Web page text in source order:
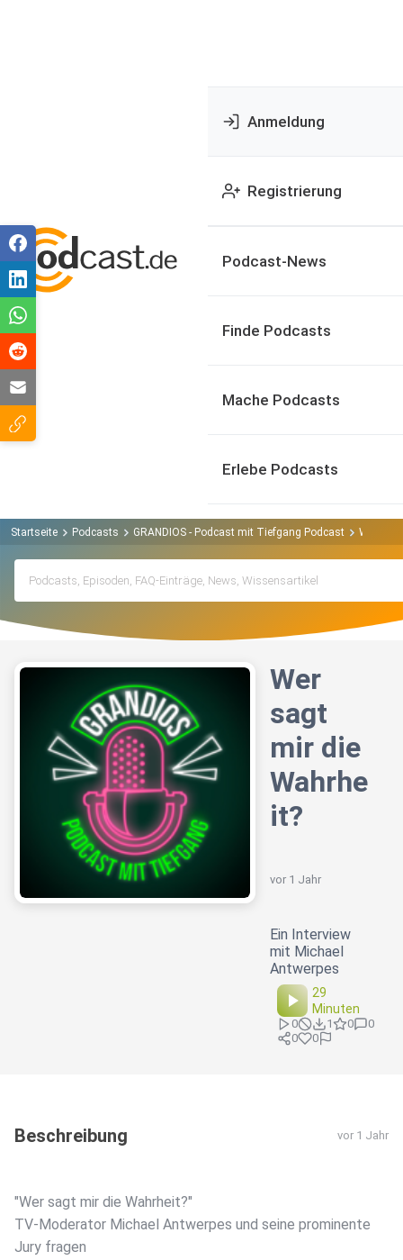
Anmeldung
Registrierung
Podcast-News
Finde Podcasts
Mache Podcasts
Erlebe Podcasts
Startseite Podcasts GRANDIOS - Podcast mit Tiefgang Podcast Wer
Wer
sagt
mir die
Wahrhe
it?
vor 1 Jahr
Ein Interview
mit Michael
Antwerpes
29
Minuten
0 1 0
0
0
0
Beschreibung vor 1 Jahr
"Wer sagt mir die Wahrheit?"
TV-Moderator Michael Antwerpes und seine prominente
Jury fragen